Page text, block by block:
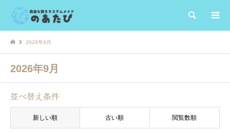
検索
2026年9月
2026年9月
並べ替え条件
新しい順 古い順 閲覧数順